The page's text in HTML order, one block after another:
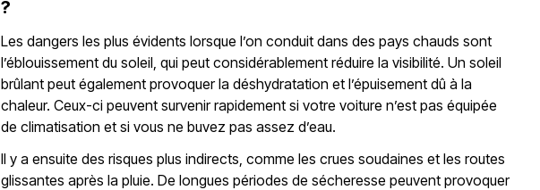
?
Les dangers les plus évidents lorsque l’on conduit dans des pays chauds sont
l’éblouissement du soleil, qui peut considérablement réduire la visibilité. Un soleil
brûlant peut également provoquer la déshydratation et l’épuisement dû à la
chaleur. Ceux-ci peuvent survenir rapidement si votre voiture n’est pas équipée
de climatisation et si vous ne buvez pas assez d’eau.
Il y a ensuite des risques plus indirects, comme les crues soudaines et les routes
glissantes après la pluie. De longues périodes de sécheresse peuvent provoquer